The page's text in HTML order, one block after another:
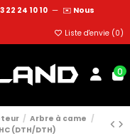
22 24 10 10 — ✉️ Nous
Liste d'envie (0)
0
Arbre à came
(DTH/DTH)